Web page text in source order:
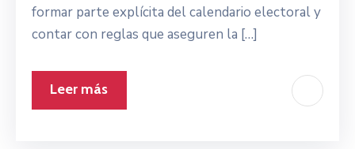
formar parte explícita del calendario electoral y
contar con reglas que aseguren la […]
Leer más